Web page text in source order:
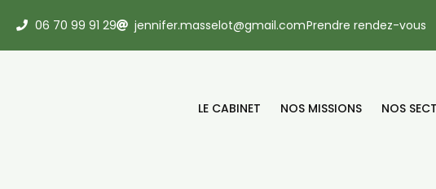
06 70 99 91 29 jennifer.masselot@gmail.comPrendre rendez-vous
LE CABINET NOS MISSIONS NOS